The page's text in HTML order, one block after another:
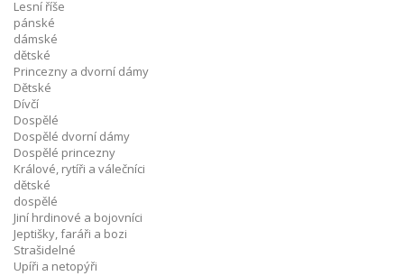
Lesní říše
pánské
dámské
dětské
Princezny a dvorní dámy
Dětské
Dívčí
Dospělé
Dospělé dvorní dámy
Dospělé princezny
Králové, rytíři a válečníci
dětské
dospělé
Jiní hrdinové a bojovníci
Jeptišky, faráři a bozi
Strašidelné
Upíři a netopýři